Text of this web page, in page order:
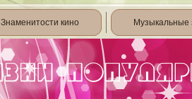
Знаменитости кино Музыкальные